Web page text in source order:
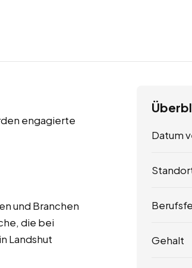
engagierte
und Branchen
die bei
Landshut
Datum
Gehalt